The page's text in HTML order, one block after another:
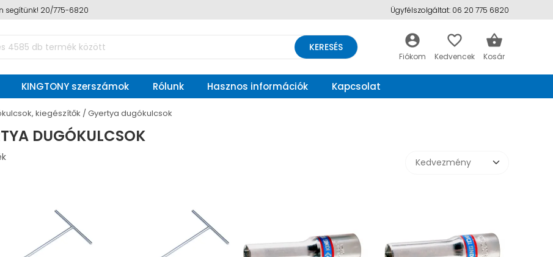
segítünk! 20/775-6820 Ügyfélszolgáltat: 06 20 775 6820
KINGTONY szerszámok Rólunk Hasznos információk Kapcsolat
account_circle favorite_border shopping_basket
KERESÉS
kiegészítők Gyertya dugókulcsok
DUGÓKULCSOK